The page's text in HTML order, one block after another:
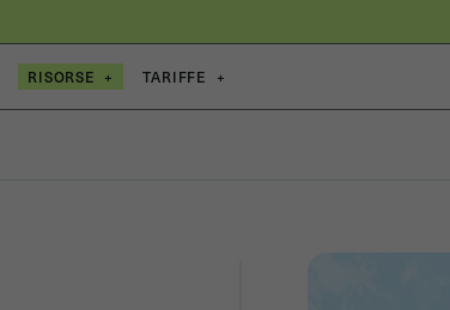
RISORSE + TARIFFE +